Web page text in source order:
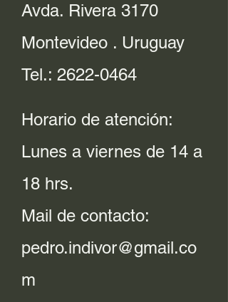
Avda. Rivera 3170
Montevideo . Uruguay
Tel.: 2622-0464
Horario de atención:
Lunes a viernes de 14 a
18 hrs.
Mail de contacto:
pedro.indivor@gmail.co
m